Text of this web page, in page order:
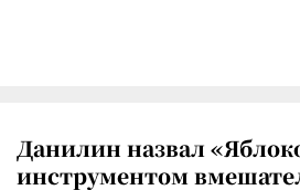
Данилин назвал
инструментом